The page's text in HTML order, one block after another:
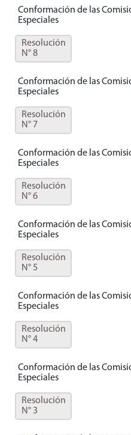
Conformación de las
Especiales
Resolución
N° 8
Conformación de las
Especiales
Resolución
N° 7
Conformación de las
Especiales
Resolución
N° 6
Conformación de las
Especiales
Resolución
N° 5
Conformación de las
Especiales
Resolución
N° 4
Conformación de las
Especiales
Resolución
N° 3